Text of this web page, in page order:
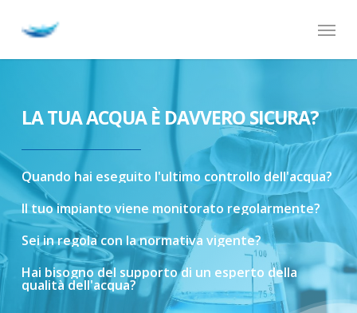
Menu
LA TUA ACQUA È DAVVERO SICURA?
Quando hai eseguito l'ultimo controllo dell'acqua?
Il tuoimpianto viene monitorato regolarmente?
Seiinregola con lanormativa vigente?
Hai bisognodel supportodi un esperto della
qualitàdell'acqua?